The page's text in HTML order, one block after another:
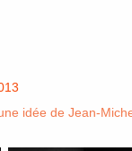
idée de Jean-